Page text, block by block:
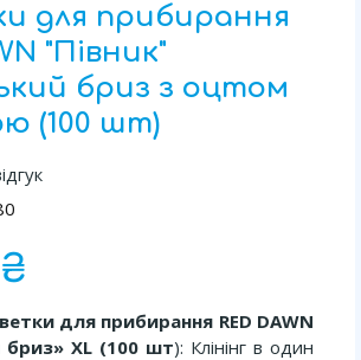
для прибирання
"Півник"
бриз з оцтом
(100 шт)
для прибирання RED DAWN
бриз» XL (100 шт): Клінінг в один